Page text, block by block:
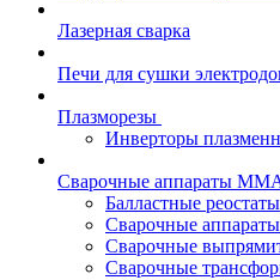
Лазерная сварка
Печи для сушки
Плазморезы
Инверторы
Сварочные аппараты ММА
Балластные реостаты
Сварочные
Сварочные
Сварочные